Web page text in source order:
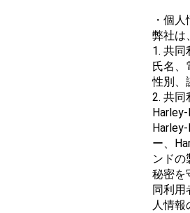
・個
弊社は
1. 共同
氏名、
性別、
2. 共同
ー、
ンドの
秘密を
同利用
人情報